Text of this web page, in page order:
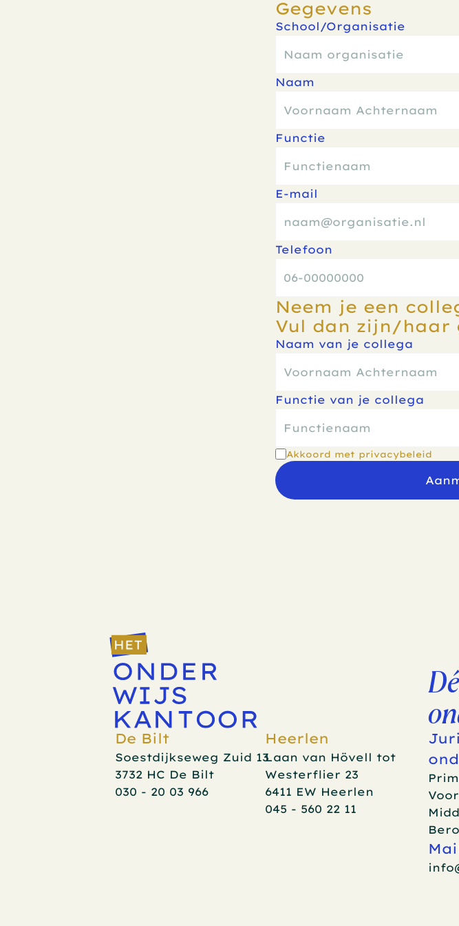
Gegevens
School/Organisatie
Naam
Functie
E-mail
Telefoon
Neem je een
Vul dan zijn/haar
Naam van je collega
Functie van je collega
Akkoord met privacybeleid
De Bilt
Soestdijkseweg Zuid 13
3732 HC De Bilt
030 - 20 03 966
Heerlen
Laan van Hövell tot
Westerflier 23
6411 EW Heerlen
045 - 560 22 11